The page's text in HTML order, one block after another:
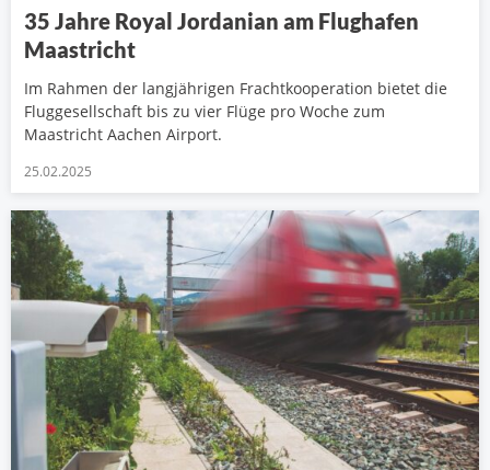
35 Jahre Royal Jordanian am Flughafen
Maastricht
Im Rahmen der langjährigen Frachtkooperation bietet die
Fluggesellschaft bis zu vier Flüge pro Woche zum
Maastricht Aachen Airport.
25.02.2025